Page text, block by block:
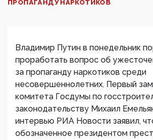
ПРОПАГАНДУ НАРКОТИКОВ
Владимир Путин в понедельник
проработать вопрос об
за пропаганду наркотиков среди
несовершеннолетних. Первый
комитета Госдумы по
законодательству Михаил
интервью РИА Новости заявил,
обозначенное президентом